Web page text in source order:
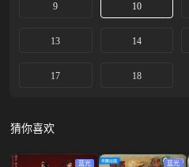
9 10
13 14
17 18
猜你喜欢
蓝光 蓝光